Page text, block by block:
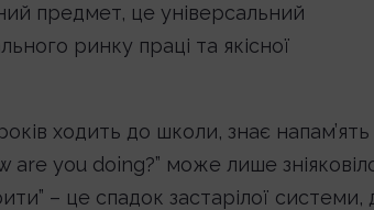
предмет, це універсальний
ринку праці та якісної
ходить до школи, знає напам’ять
are you doing?” може лише
– це спадок застарілої системи,